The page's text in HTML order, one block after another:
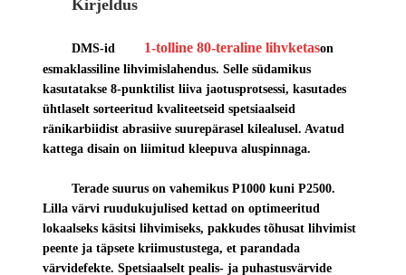
Kirjeldus
DMS-id 1-tolline 80-teraline lihvketason
esmaklassiline lihvimislahendus. Selle südamikus
kasutatakse 8-punktilist liiva jaotusprotsessi, kasutades
ühtlaselt sorteeritud kvaliteetseid spetsiaalseid
ränikarbiidist abrasiive suurepärasel kilealusel. Avatud
kattega disain on liimitud kleepuva aluspinnaga.
Terade suurus on vahemikus P1000 kuni P2500.
Lilla värvi ruudukujulised kettad on optimeeritud
lokaalseks käsitsi lihvimiseks, pakkudes tõhusat lihvimist
peente ja täpsete kriimustustega, et parandada
värvidefekte. Spetsiaalselt pealis- ja puhastusvärvide